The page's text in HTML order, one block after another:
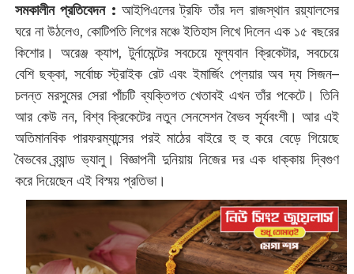
সমকালীন প্রতিবেদন :আইপিএলের ট্রফি তাঁর দল রাজস্থান রয়্যালসের
ঘরে না উঠলেও, কোটিপতি লিগের মঞ্চে ইতিহাস লিখে দিলেন এক ১৫ বছরের
কিশোর। অরেঞ্জ ক্যাপ, টুর্নামেন্টের সবচেয়ে মূল্যবান ক্রিকেটার, সবচেয়ে
বেশি ছক্কা, সর্বোচ্চ স্ট্রাইক রেট এবং ইমার্জিং প্লেয়ার অব দ্য সিজন–
চলন্ত মরসুমের সেরা পাঁচটি ব্যক্তিগত খেতাবই এখন তাঁর পকেটে। তিনি
আর কেউ নন, বিশ্ব ক্রিকেটের নতুন সেনসেশন বৈভব সূর্যবংশী। আর এই
অতিমানবিক পারফরম্যান্সের পরই মাঠের বাইরে হু হু করে বেড়ে গিয়েছে
বৈভবের ব্র্যান্ড ভ্যালু। বিজ্ঞাপনী দুনিয়ায় নিজের দর এক ধাক্কায় দ্বিগুণ
করে দিয়েছেন এই বিস্ময় প্রতিভা।